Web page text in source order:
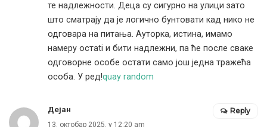
те надлежности. Деца су сигурно на улици зато
што сматрају да је логично бунтовати кад нико не
одговара на питања. Ауторка, истина, имамо
намеру остati и бити надлежни, па ће после сваке
одговорне особе остати само још једна тражећа
особа. У ред!quay random
Дејан
13. октобар 2025. у 12:20 am
Reply